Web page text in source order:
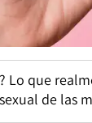
Lo que
de las